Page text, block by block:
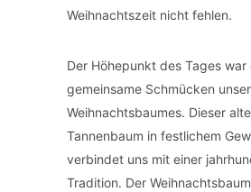
Weihnachtszeit nicht fehlen.
Der Höhepunkt des Tages war
gemeinsame Schmücken
Weihnachtsbaumes. Dieser
Tannenbaum in festlichem
verbindet uns mit einer
Tradition. Der